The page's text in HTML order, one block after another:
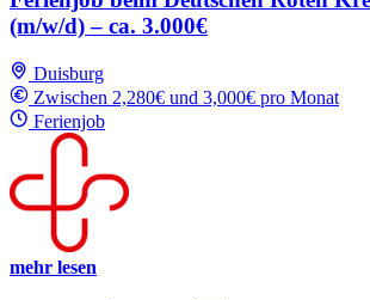
(m/w/d) – ca. 3.000€
Duisburg
Zwischen 2,280€ und 3,000€ pro Monat
Ferienjob
mehr lesen